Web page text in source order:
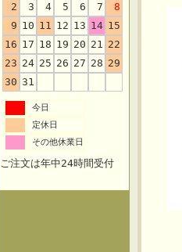
2
3 4 5 6 7
8
9 10 11 12 13 14 15
16 17 18 19 20 21 22
23 24 25 26 27 28 29
30 31
今日
定休日
その他休業日
ご注文は年中24時間受付